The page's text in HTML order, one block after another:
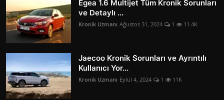
Egea 1.6 Multijet Tüm Kronik Sorunları
ve Detaylı ...
Kronik Uzmanı Ağustos 31, 2024 1 11.4K
Jaecoo Kronik Sorunları ve Ayrıntılı
Kullanıcı Yor...
Kronik Uzmanı Eylül 4, 2024 1 11K